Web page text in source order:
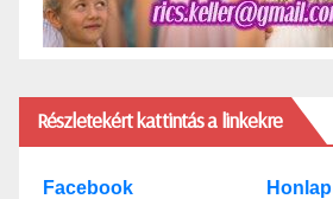
Részletekért kattintás a linkekre
Facebook Honlap